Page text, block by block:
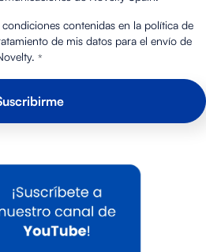
contenidas en la política de
de mis datos para el envío de
*